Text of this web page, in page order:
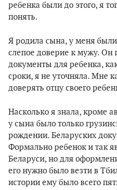
ребенка были до этого, я
понять.
Я родила сына, у меня
слепое доверие к мужу. Он
документы для ребенка,
сроки, я не уточняла. Мне
доверять отцу своего
Насколько я знала, кроме
у сына было только
рождении. Беларуских
Формально ребенок и так
Беларуси, но для
его нужно было везти в
истории ему было всего